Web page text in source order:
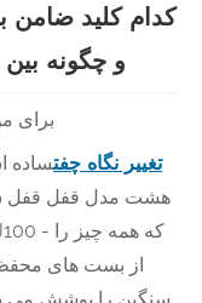
کدام کلید
و چگونه
برای
تغییر نگاه چفتساده
از بست های